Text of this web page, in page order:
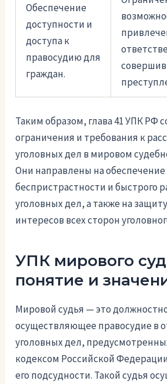
Обеспечение
доступности и
доступа к
правосудию для
граждан.
Таким образом, глава 41 УПК РФ
ограничения и требования к
уголовных дел в мировом
Они направлены на
беспристрастности и быстрого
уголовных дел, а также на
интересов всех сторон
УПК мирового
понятие и
Мировой судья — это
осуществляющее правосудие в
уголовных дел,
кодексом Российской
его подсудности. Такой судья